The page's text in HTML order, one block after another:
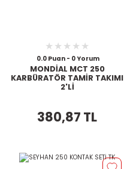
0.0 Puan - 0 Yorum
MONDİAL MCT 250
KARBÜRATÖR TAMİR TAKIMI
2'Lİ
380,87 TL